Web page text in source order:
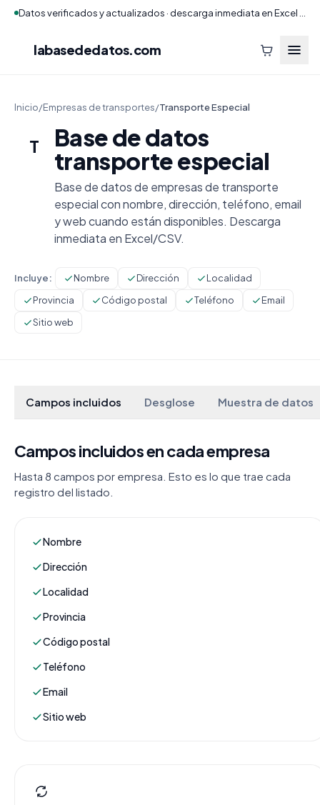
labasededatos.com
Inicio/Empresas de transportes/Transporte Especial
T
Base de datos
transporte especial
Base de datos de empresas de transporte
especial con nombre, dirección, teléfono, email
y web cuando están disponibles. Descarga
inmediata en Excel/CSV.
Incluye: Nombre Dirección
Localidad
Provincia
Código postal Teléfono
Email
Sitio web
Campos incluidos Desglose Muestra de datos
Campos incluidos en cada empresa
Hasta 8 campos por empresa. Esto es lo que trae cada
registro del listado.
Nombre
Dirección
Localidad
Provincia
Código postal
Teléfono
Email
Sitio web